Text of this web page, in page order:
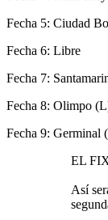
Fecha 5: Ciudad
Fecha 6: Libre
Fecha 7:
Fecha 8: Olimpo
Fecha 9: Germinal
EL
Así